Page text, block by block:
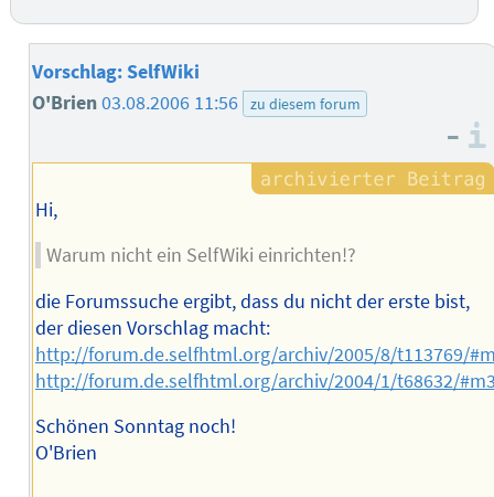
Vorschlag: SelfWiki
O'Brien03.08.2006 11:56 zu diesem forum
–
Hi,
Warum nicht ein SelfWiki einrichten!?
die Forumssuche ergibt, dass du nicht der erste bist,
der diesen Vorschlag macht:
http://forum.de.selfhtml.org/archiv/2005/8/t113769/
http://forum.de.selfhtml.org/archiv/2004/1/t68632/
Schönen Sonntag noch!
O'Brien